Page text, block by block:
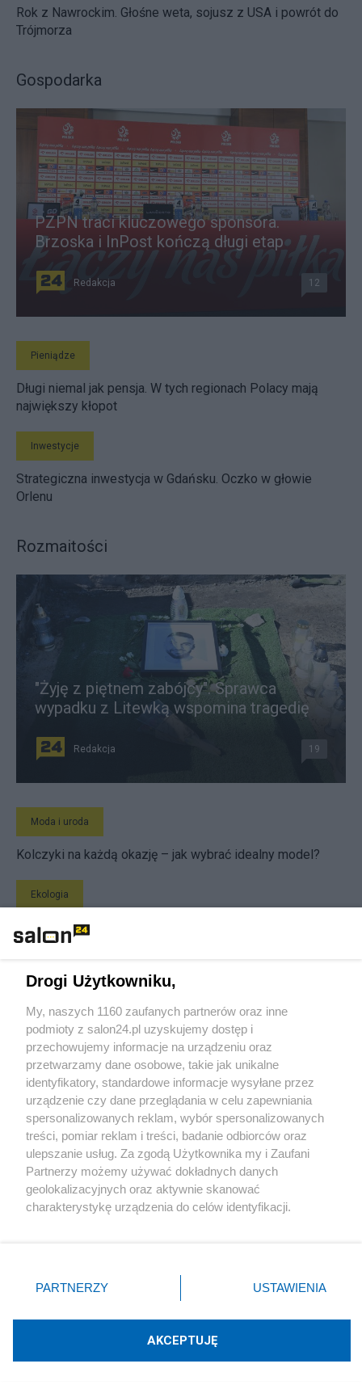
Rok z Nawrockim. Głośne weta, sojusz z USA i powrót do
Trójmorza
Gospodarka
PZPN traci kluczowego sponsora.
Brzoska i InPost kończą długi etap
Redakcja 12
Pieniądze
Długi niemal jak pensja. W tych regionach Polacy mają
największy kłopot
Inwestycje
Strategiczna inwestycja w Gdańsku. Oczko w głowie
Orlenu
Rozmaitości
"Żyję z piętnem zabójcy". Sprawca
wypadku z Litewką wspomina tragedię
Redakcja 19
Moda i uroda
Kolczyki na każdą okazję – jak wybrać idealny model?
Ekologia
Na to wszyscy czekają. Koniec z bonami z butelkomatów,
szykuje się rewolucja
Technologie
Groźna sztuczna inteligencja. Meta
alarmuje o włamaniu do systemu
Redakcja
Pilny apel do użytkowników mObywatela. Zostały ostatnie
godziny
Cyberbezpieczeństwo
Drogi Użytkowniku,
My, naszych 1160 zaufanych partnerów oraz inne
podmioty z salon24.pl uzyskujemy dostęp i
przechowujemy informacje na urządzeniu oraz
przetwarzamy dane osobowe, takie jak unikalne
identyfikatory, standardowe informacje wysyłane przez
urządzenie czy dane przeglądania w celu zapewniania
spersonalizowanych reklam, wybór spersonalizowanych
treści, pomiar reklam i treści, badanie odbiorców oraz
ulepszanie usług. Za zgodą Użytkownika my i Zaufani
Partnerzy możemy używać dokładnych danych
geolokalizacyjnych oraz aktywnie skanować
charakterystykę urządzenia do celów identyfikacji.
zmienić/wycofać klikając przycisk ustawień prywatności
znajdujący się w lewym dolnym rogu strony
rodzaje przetwarzania danych nie wymagają zgody
użytkownika, ale masz prawo sprzeciwić się takiemu
PARTNERZY USTAWIENIA
AKCEPTUJĘ